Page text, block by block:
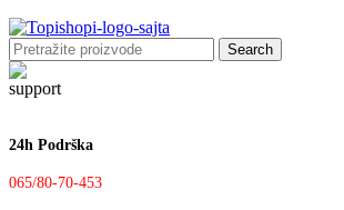
Search
24h Podrška
065/80-70-453